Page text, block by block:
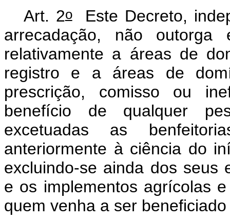
Art. 2oEste Decreto,
arrecadação, não outorga
relativamente a áreas de
registro e a áreas de
prescrição, comisso ou
benefício de qualquer
excetuadas as
anteriormente à ciência do
excluindo-se ainda dos seus
e os implementos agrícolas
quem venha a ser